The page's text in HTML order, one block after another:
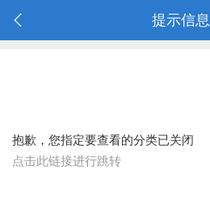
提示信息
抱歉，您指定要查看的分类已关闭
点击此链接进行跳转